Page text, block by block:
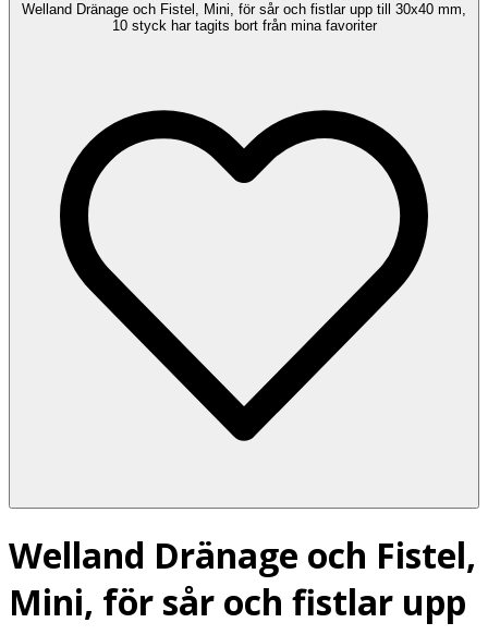
Welland Dränage och Fistel, Mini, för sår och fistlar upp till 30x40 mm,
10 styck har tagits bort från mina favoriter
Welland Dränage och Fistel,
Mini, för sår och fistlar upp